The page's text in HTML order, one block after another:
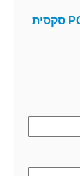
מסכת עיניים חתולית מעור POPPY סקסית